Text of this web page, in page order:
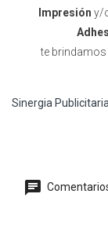
Impresión y/
te
Sinergia Publicitaria